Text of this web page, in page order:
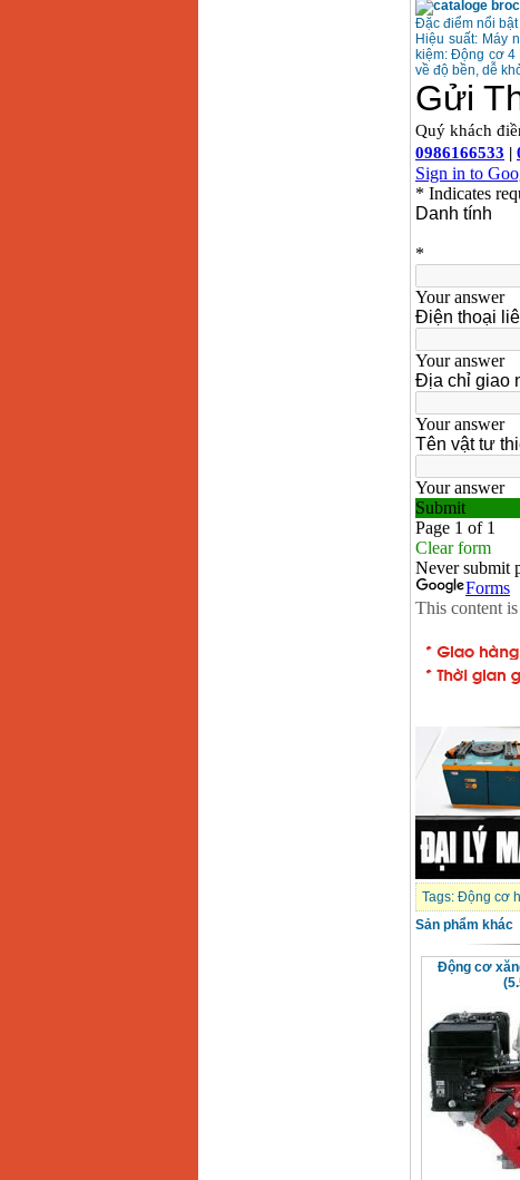
Đặc điểm nổi bật
Hiệu suất: Máy
kiệm: Động cơ
về độ bền, dễ
Tags: Động cơ
Sản phẩm khác
Động cơ